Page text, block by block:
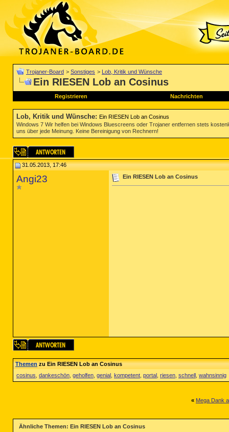
Trojaner-Board > Sonstiges > Lob, Kritik und Wünsche
Ein RIESEN Lob an Cosinus
Registrieren Nachrichten
Lob, Kritik und Wünsche: Ein RIESEN Lob an Cosinus
Windows 7 Wir helfen bei Windows Bluescreens oder Trojaner entfernen stets
uns über jede Meinung. Keine Bereinigung von Rechnern!
31.05.2013, 17:46
Angi23 Ein RIESEN Lob an Cosinus
Themenzu Ein RIESEN Lob an Cosinus
cosinus dankeschön geholfen genial kompetent portal riesen schnell wahnsinnig
« Mega Dank
Ähnliche Themen: Ein RIESEN Lob an Cosinus